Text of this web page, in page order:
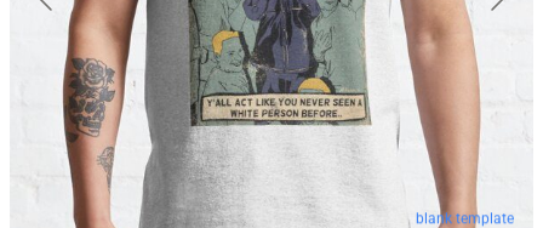
blank template